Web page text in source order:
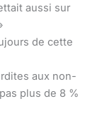
aussi sur
de cette
aux non-
plus de 8 %